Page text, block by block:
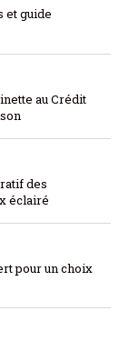
et guide
au Crédit
des
éclairé
pour un choix